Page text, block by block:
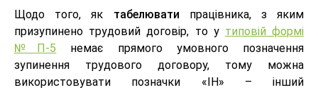
Щодо того, як табелювати працівника, з яким
призупинено трудовий договір, то у типовій формі
№П-5 немає прямого умовного позначення
зупинення трудового договору, тому можна
використовувати позначки «ІН» – інший